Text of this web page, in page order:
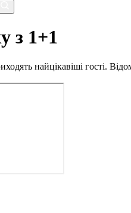
з 1+1
найцікавіші гості.